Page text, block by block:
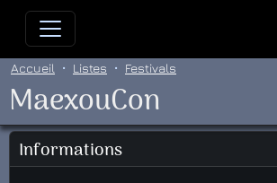
Allez directement au contenu
Accueil Listes Festivals
MaexouCon
Informations